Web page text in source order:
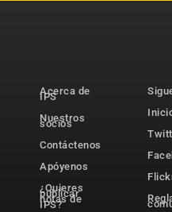
Acerca de
IPS
Nuestros
socios
Contáctenos
Apóyenos
¿Quieres
publicar
notas de
IPS?